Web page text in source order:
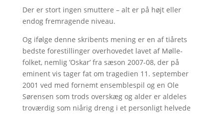
Der er stort ingen smuttere – alt er på højt eller
endog fremragende niveau.
Og ifølge denne skribents mening er en af tiårets
bedste forestillinger overhovedet lavet af Mølle-
folket, nemlig ’Oskar’ fra sæson 2007-08, der på
eminent vis tager fat om tragedien 11. september
2001 ved med fornemt ensemblespil og en Ole
Sørensen som trods overskæg og alder er aldeles
troværdig som niårig dreng i et personligt helvede